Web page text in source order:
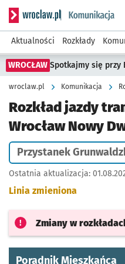
Serwis informacyjny
Aktualności Rozkłady
WROCŁAW Spotkajmy się przy
wroclaw.pl Komunikacja
Rozkład jazdy
Wrocław Nowy
Przystanek
Ostatnia aktualizacja:
Linia zmieniona
Zmiany w
Poradnik Mieszkańca